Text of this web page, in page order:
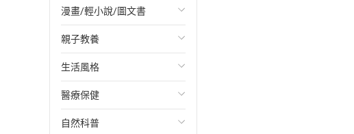
管理/領導
職場工作術
成功法
行銷/廣告
傳記
韓國文學
華文文學
經典文學
成長/家庭生活小說
懸疑/推理小說
政治
社會科學
台灣/中國歷史
日/韓歷史
其他歷史/史學
心靈成長/情緒
人際關係
兩性關係
心理學
漫畫/輕小說/圖文書
輕小說
奇幻/科幻
愛情故事
職場/社會寫實
親子教養
教育現場
兒童文學/故事
兒童科普/學習
生活風格
飲食/食譜
健身/美顏
醫療保健
健康/養生
自然科普